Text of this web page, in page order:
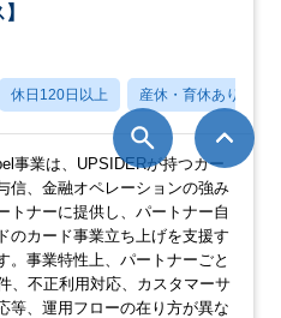
休日120日以上 産休・育休あり
事業は、UPSIDERが持つカー
信、金融オペレーションの強み
トナーに提供し、パートナー自
のカード事業立ち上げを支援す
。事業特性上、パートナーごと
、不正利用対応、カスタマーサ
等、運用フローの在り方が異な